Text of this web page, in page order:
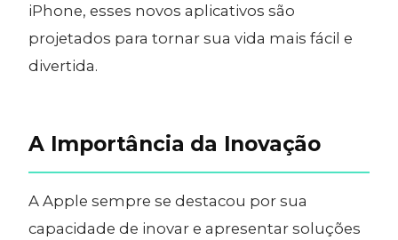
iPhone, esses novos aplicativos são
projetados para tornar sua vida mais fácil e
divertida.
A Importância da Inovação
A Apple sempre se destacou por sua
capacidade de inovar e apresentar soluções